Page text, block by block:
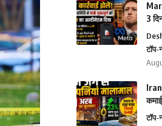
3
टॉप-
टॉप-